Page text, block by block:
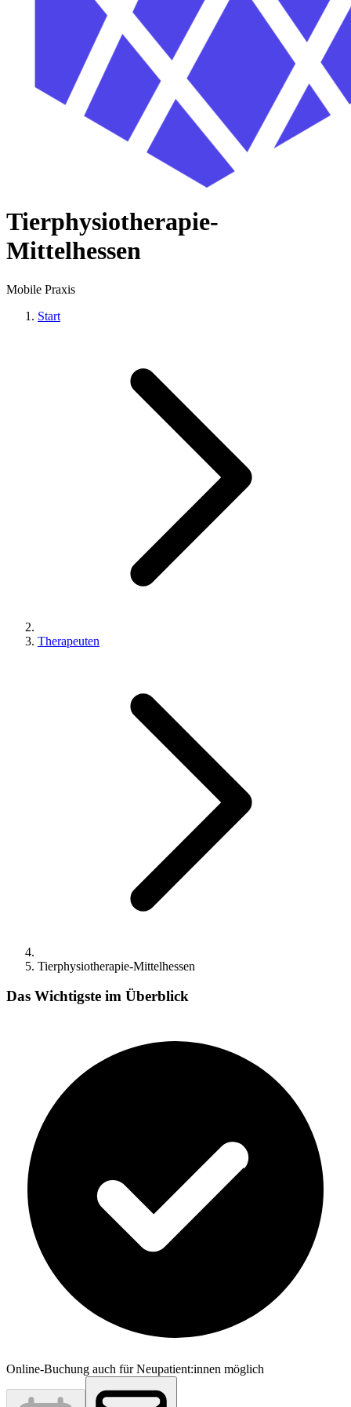
Tierphysiotherapie-
Mittelhessen
Mobile Praxis
Start
Therapeuten
Tierphysiotherapie-Mittelhessen
Das Wichtigste im Überblick
Online-Buchung auch für Neupatient:innen möglich